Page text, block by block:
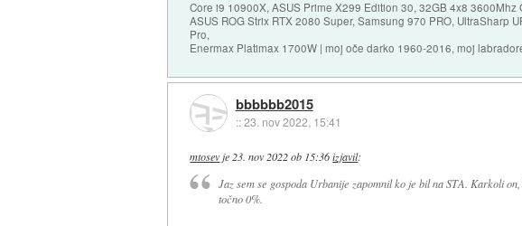
Core i9 10900X, ASUS Prime X299 Edition 30, 32GB 4x8 3600Mhz
ASUS ROG Strix RTX 2080 Super, Samsung 970 PRO, UltraSharp
Pro,
Enermax Platimax 1700W | moj oče darko 1960-2016, moj
bbbbbb2015
::23. nov 2022, 15:41
mtosev je 23. nov 2022 ob 15:36 izjavil:
Jaz sem se gospoda Urbanije zapomnil ko je bil na STA. Karkoli
točno 0%.